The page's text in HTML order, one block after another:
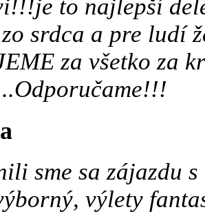
to najlepší
srdca a pre ludí
za všetko za
sme sa zájazdu
výlety